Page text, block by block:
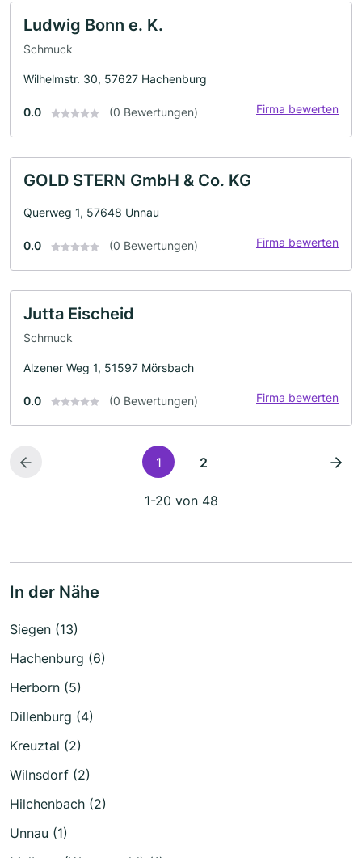
Ludwig Bonn e. K.
Schmuck
Wilhelmstr. 30, 57627 Hachenburg
0.0 (0 Bewertungen) Firma bewerten
GOLD STERN GmbH & Co. KG
Querweg 1, 57648 Unnau
0.0 (0 Bewertungen) Firma bewerten
Jutta Eischeid
Schmuck
Alzener Weg 1, 51597 Mörsbach
0.0 (0 Bewertungen) Firma bewerten
1 2
1-20 von 48
In der Nähe
Siegen (13)
Hachenburg (6)
Herborn (5)
Dillenburg (4)
Kreuztal (2)
Wilnsdorf (2)
Hilchenbach (2)
Unnau (1)